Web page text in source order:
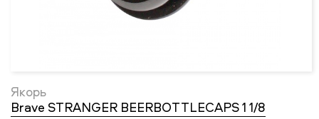
Якорь
Brave STRANGER BEERBOTTLECAPS 1 1/8